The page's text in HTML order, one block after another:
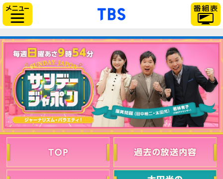
「TBSテレビ」トップ